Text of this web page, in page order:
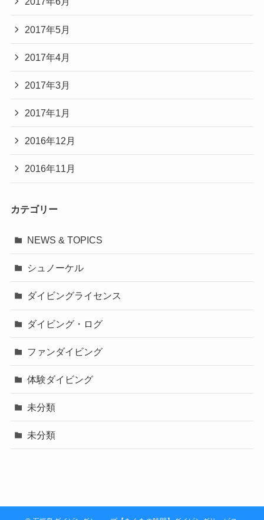
2017年5月
2017年4月
2017年3月
2017年1月
2016年12月
2016年11月
カテゴリー
NEWS & TOPICS
シュノーケル
ダイビングライセンス
ダイビング・ログ
ファンダイビング
体験ダイビング
未分類
未分類